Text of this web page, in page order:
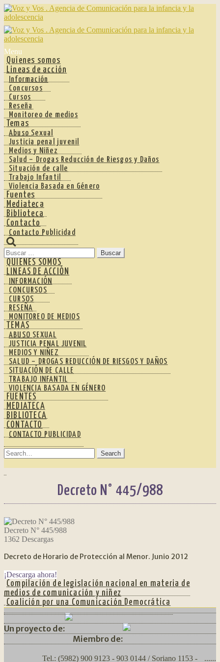
Ir
a
la
navegación
Ir
al
contenido
Menu
Quienes somos
Lineas de acción
Información
Concursos
Cursos
Reseña
Monitoreo de medios
Temas
Abuso Sexual
Justicia penal juvenil
Medios y Niñez
Salud – Drogas Reducción de Riesgos y Daños
Situación de calle
Trabajo Infantil
Violencia Basada en Género
Fuentes
Mediateca
Biblioteca
Contacto
Contacto Publicidad
Buscar:
QUIENES SOMOS
LINEAS DE ACCIÓN
INFORMACIÓN
CONCURSOS
CURSOS
RESEÑA
MONITOREO DE MEDIOS
TEMAS
ABUSO SEXUAL
JUSTICIA PENAL JUVENIL
MEDIOS Y NIÑEZ
SALUD – DROGAS REDUCCIÓN DE RIESGOS Y DAÑOS
SITUACIÓN DE CALLE
TRABAJO INFANTIL
VIOLENCIA BASADA EN GÉNERO
FUENTES
MEDIATECA
BIBLIOTECA
CONTACTO
CONTACTO PUBLICIDAD
SEARCH
FOR:
Decreto N° 445/988
Decreto N° 445/988
1362 Descargas
Decreto de Horario de Protección al Menor. Junio 2012
¡Descarga ahora!
NAVEGACIÓN
DE
ENTRADAS
Anterior:
Compilación de legislación nacional en materia de
medios de comunicación y niñez
Siguiente:
Coalición por una Comunicación Democrática
Un proyecto de:
Miembro de:
Tel.: (5982) 900 9123 - 903 0144 / Soriano 1153 - ......